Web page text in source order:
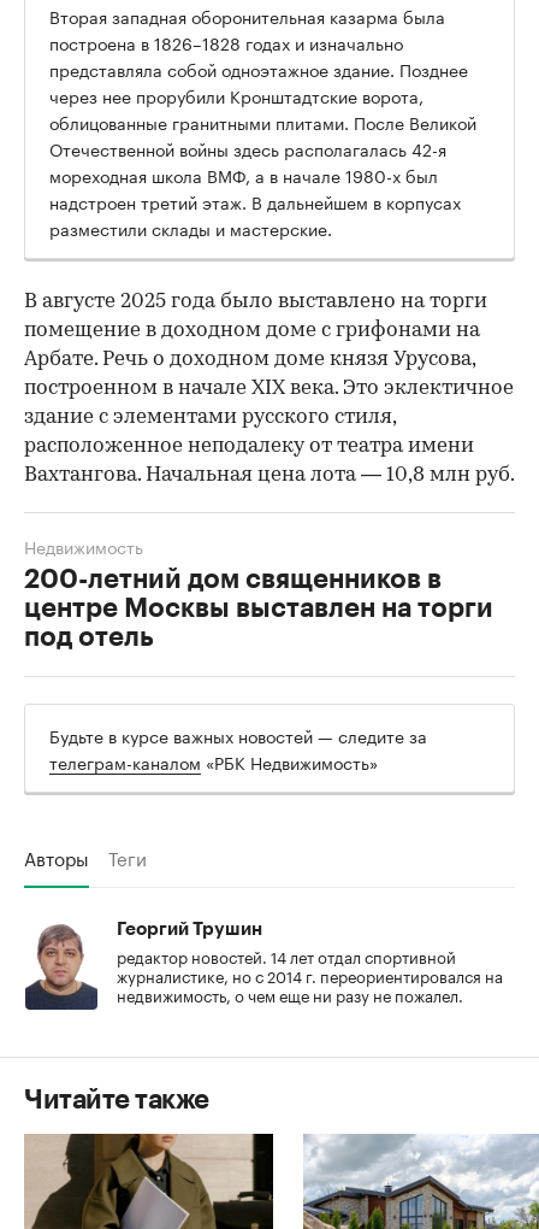
00:00
Вторая западная оборонительная казарма была
построена в 1826–1828 годах и изначально
представляла собой одноэтажное здание. Позднее
через нее прорубили Кронштадтские ворота,
облицованные гранитными плитами. После Великой
Отечественной войны здесь располагалась 42-я
мореходная школа ВМФ, а в начале 1980-х был
надстроен третий этаж. В дальнейшем в корпусах
разместили склады и мастерские.
В августе 2025 года было выставлено на торги
помещение в доходном доме с грифонами на
Арбате. Речь о доходном доме князя Урусова,
построенном в начале XIX века. Это эклектичное
здание с элементами русского стиля,
расположенное неподалеку от театра имени
Вахтангова. Начальная цена лота — 10,8 млн руб.
200-летний дом священников в
центре Москвы выставлен на торги
под отель
Недвижимость
Будьте в курсе важных новостей — следите за
телеграм-каналом «РБК Недвижимость»
Авторы Теги
Георгий Трушин
редактор новостей. 14 лет отдал спортивной
журналистике, но с 2014 г. переориентировался на
недвижимость, о чем еще ни разу не пожалел.
Читайте также